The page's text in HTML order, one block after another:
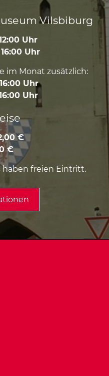
Vilsbiburg
Uhr
Uhr
im Monat zusätzlich:
Uhr
Uhr
€
€
haben freien Eintritt.